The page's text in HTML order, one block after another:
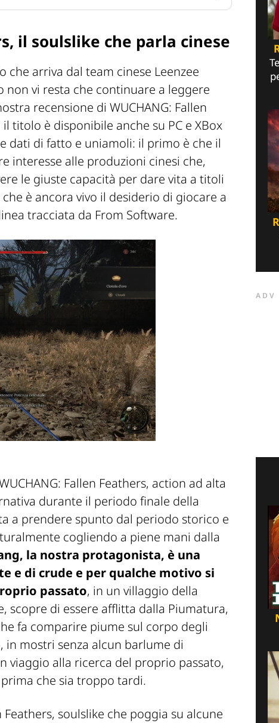
il soulslike che parla cinese
che arriva dal team cinese Leenzee
vi resta che continuare a leggere
recensione di WUCHANG: Fallen
titolo è disponibile anche su PC e XBox
dati di fatto e uniamoli: il primo è che il
interesse alle produzioni cinesi che,
le giuste capacità per dare vita a titoli
è ancora vivo il desiderio di giocare a
tracciata da From Software.
Fallen Feathers, action ad alta
durante il periodo finale della
a prendere spunto dal periodo storico e
cogliendo a piene mani dalla
la nostra protagonista, è una
e di crude e per qualche motivo si
passato, in un villaggio della
scopre di essere afflitta dalla Piumatura,
fa comparire piume sul corpo degli
mostri senza alcun barlume di
viaggio alla ricerca del proprio passato,
che sia troppo tardi.
soulslike che poggia su alcune
ADV